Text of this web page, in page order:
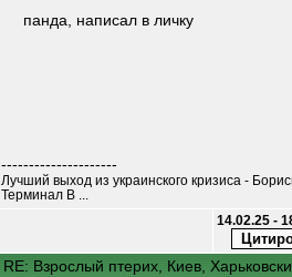
панда, написал в личку
---------------------
Лучший выход из украинского кризиса -
Терминал В ...
14.02.25 -
RE: Взрослый птерих, Киев,